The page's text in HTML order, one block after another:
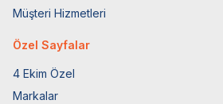
Müşteri Hizmetleri
Özel Sayfalar
4 Ekim Özel
Markalar